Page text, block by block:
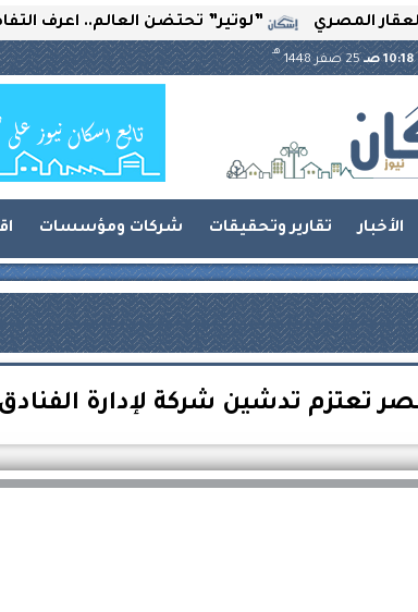
”لوتير” تحتضن العالم.. اعرف التفاصيل
10:18 صـ 25 صفر 1448
هـ
الأخبار تقارير وتحقيقات شركات ومؤسسات
تعتزم تدشين شركة لإدارة